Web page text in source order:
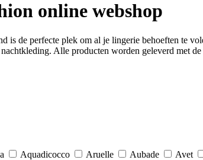
online webshop
de perfecte plek om al je lingerie behoeften te
nachtkleding. Alle producten worden geleverd met
Aquadicocco Aruelle Aubade Avet